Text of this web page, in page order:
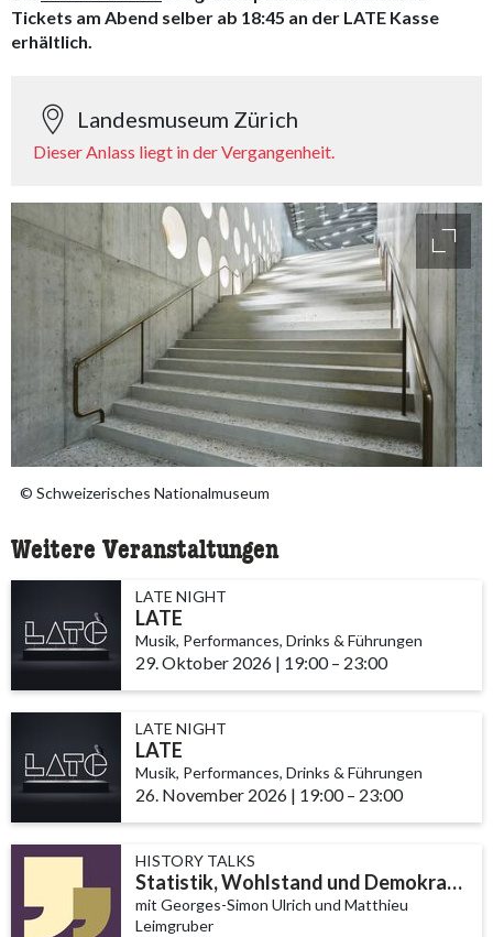
Tickets am Abend selber ab 18:45 an der LATE Kasse
erhältlich.
Landesmuseum Zürich
Dieser Anlass liegt in der Vergangenheit.
© Schweizerisches Nationalmuseum
Weitere Veranstaltungen
LATE NIGHT
LATE
Musik, Performances, Drinks & Führungen
29. Oktober 2026 | 19:00accessibility.time_to
– 23:00
LATE NIGHT
LATE
Musik, Performances, Drinks & Führungen
26. November 2026 | 19:00– 23:00
HISTORY TALKS
Statistik, Wohlstand und Demokratie
mit Georges-Simon Ulrich und Matthieu
Leimgruber